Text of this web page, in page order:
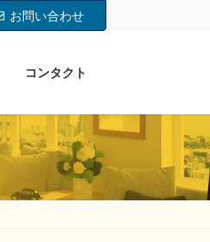
お問い合わせ
コンタクト